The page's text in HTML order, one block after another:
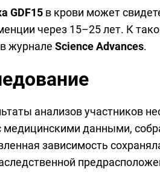
GDF15 в крови может
через 15–25 лет. К
журнале Science Advances.
анализов участников
медицинскими данными,
зависимость